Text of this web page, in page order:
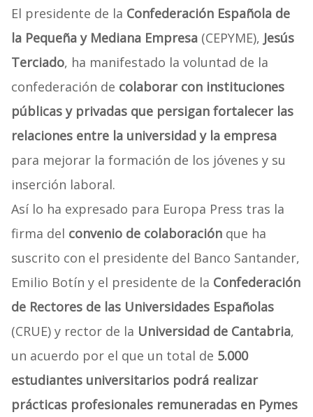
El presidente de la Confederación Española de
la Pequeña y Mediana Empresa(CEPYME), Jesús
Terciado, ha manifestado la voluntad de la
confederación de colaborar con instituciones
públicas y privadas que persigan fortalecer las
relaciones entre la universidad y la empresa
para mejorar la formación de los jóvenes y su
inserción laboral.
Así lo ha expresado para Europa Press tras la
firma del convenio de colaboraciónque ha
suscrito con el presidente del Banco Santander,
Emilio Botín y el presidente de la Confederación
de Rectores de las Universidades Españolas
(CRUE) y rector de la Universidad de Cantabria,
un acuerdo por el que un total de 5.000
estudiantes universitarios podrá realizar
prácticas profesionales remuneradas en Pymes